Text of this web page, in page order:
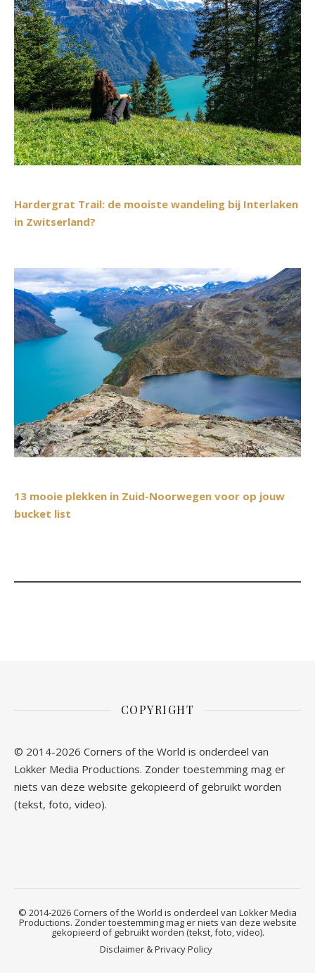
Hardergrat Trail: de mooiste wandeling bij Interlaken
in Zwitserland?
13 mooie plekken in Zuid-Noorwegen voor op jouw
bucket list
COPYRIGHT
© 2014-2026 Corners of the World is onderdeel van
Lokker Media Productions. Zonder toestemming mag er
niets van deze website gekopieerd of gebruikt worden
(tekst, foto, video).
© 2014-2026 Corners of the World is onderdeel van Lokker Media
Productions. Zonder toestemming mag er niets van deze website
gekopieerd of gebruikt worden (tekst, foto, video).
Disclaimer & Privacy Policy